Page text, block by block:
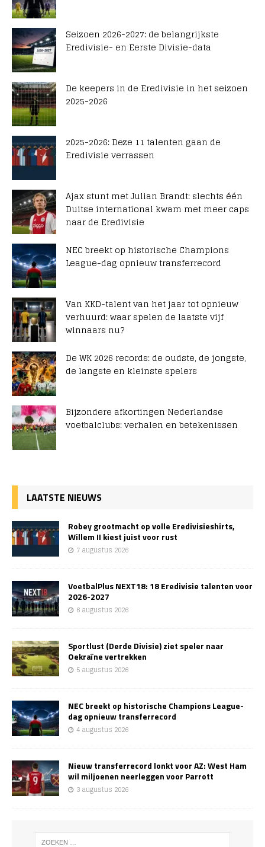
Seizoen 2026-2027: de belangrijkste
Eredivisie- en Eerste Divisie-data
De keepers in de Eredivisie in het seizoen
2025-2026
2025-2026: Deze 11 talenten gaan de
Eredivisie verrassen
Ajax stunt met Julian Brandt: slechts één
Duitse international kwam met meer caps
naar de Eredivisie
NEC breekt op historische Champions
League-dag opnieuw transferrecord
Van KKD-talent van het jaar tot opnieuw
verhuurd: waar spelen de laatste vijf
winnaars nu?
De WK 2026 records: de oudste, de jongste,
de langste en kleinste spelers
Bijzondere afkortingen Nederlandse
voetbalclubs: verhalen en betekenissen
LAATSTE NIEUWS
Robey grootmacht op volle Eredivisieshirts,
Willem II kiest juist voor rust
7 augustus 2026
VoetbalPlus NEXT18: 18 Eredivisie talenten voor
2026-2027
6 augustus 2026
Sportlust (Derde Divisie) ziet speler naar
Oekraïne vertrekken
5 augustus 2026
NEC breekt op historische Champions League-
dag opnieuw transferrecord
4 augustus 2026
Nieuw transferrecord lonkt voor AZ: West Ham
wil miljoenen neerleggen voor Parrott
3 augustus 2026